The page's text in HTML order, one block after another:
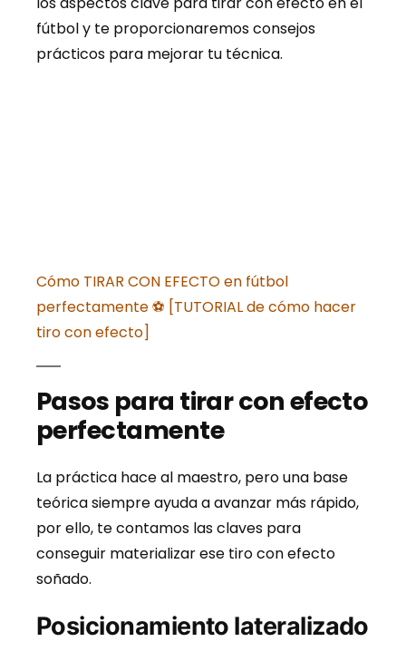
fútbol y te proporcionaremos consejos
prácticos para mejorar tu técnica.
Cómo TIRAR CON EFECTO en fútbol
perfectamente ⚽ [TUTORIAL de cómo hacer
tiro con efecto]
Pasos para tirar con efecto
perfectamente
La práctica hace al maestro, pero una base
teórica siempre ayuda a avanzar más rápido,
por ello, te contamos las claves para
conseguir materializar ese tiro con efecto
soñado.
Posicionamiento lateralizado